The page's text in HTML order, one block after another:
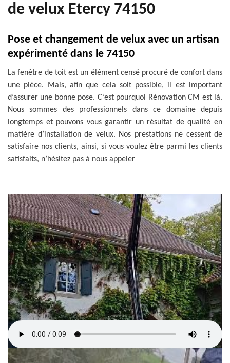
de velux Etercy 74150
Pose et changement de velux avec un artisan
expérimenté dans le 74150
La fenêtre de toit est un élément censé procuré de confort dans
une pièce. Mais, afin que cela soit possible, il est important
d’assurer une bonne pose. C’est pourquoi Rénovation CM est là.
Nous sommes des professionnels dans ce domaine depuis
longtemps et pouvons vous garantir un résultat de qualité en
matière d’installation de velux. Nos prestations ne cessent de
satisfaire nos clients, ainsi, si vous voulez être parmi les clients
satisfaits, n’hésitez pas à nous appeler